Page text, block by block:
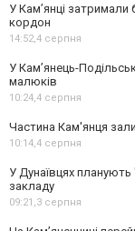
У Кам’янці затримали
кордон
14:52,4 серпня
У Кам’янець-
малюків
10:24,4 серпня
Частина Кам'янця
10:14,4 серпня
У Дунаївцях
закладу
09:21,3 серпня